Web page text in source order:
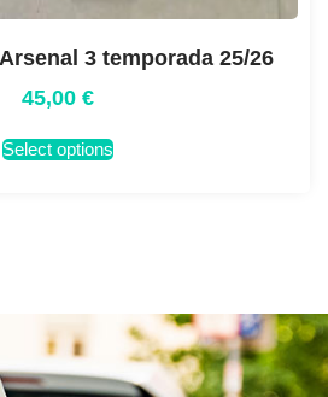
3 temporada 25/26
45,00 €
Select options